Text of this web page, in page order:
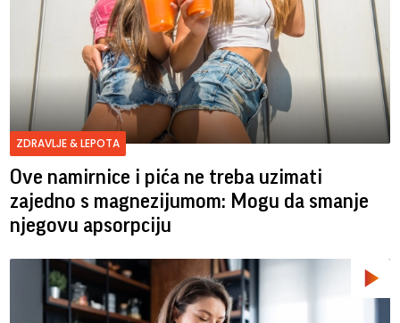
ZDRAVLJE & LEPOTA
Ove namirnice i pića ne treba uzimati
zajedno s magnezijumom: Mogu da smanje
njegovu apsorpciju